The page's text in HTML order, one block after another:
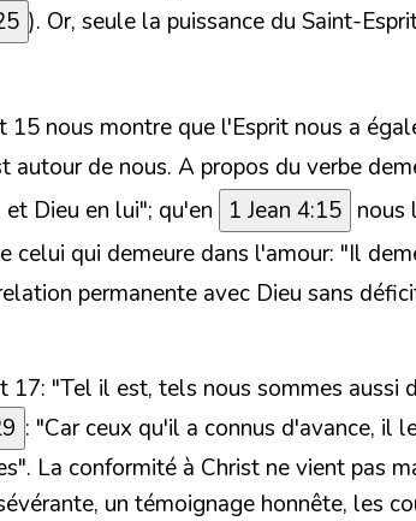
). Or, seule la puissance du Saint-
nous montre que l'Esprit nous a
de nous. A propos du verbe
Dieu en lui"; qu'en
1 Jean 4:15 nous
celui qui demeure dans l'amour: "Il
permanente avec Dieu sans
"Tel il est, tels nous sommes aussi
: "Car ceux qu'il a connus d'avance, il
La conformité à Christ ne vient pas
un témoignage honnête, les